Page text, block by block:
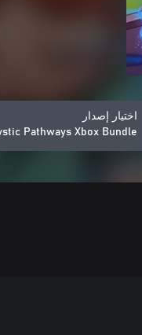
اختيار إصدار
Pathways Xbox Bundle